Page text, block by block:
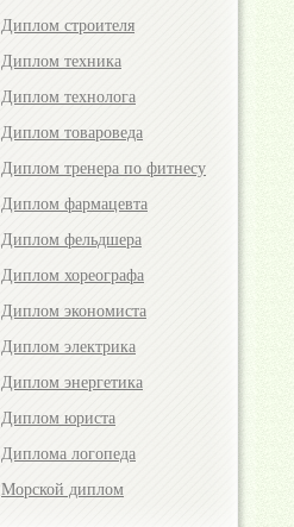
Диплом строителя
Диплом техника
Диплом технолога
Диплом товароведа
Диплом тренера по фитнесу
Диплом фармацевта
Диплом фельдшера
Диплом хореографа
Диплом экономиста
Диплом электрика
Диплом энергетика
Диплом юриста
Диплома логопеда
Морской диплом